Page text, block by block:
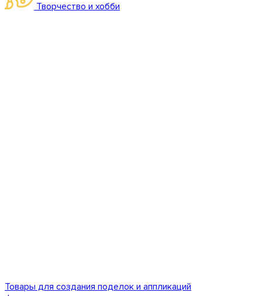
Творчество и хобби
Товары для создания поделок и аппликаций